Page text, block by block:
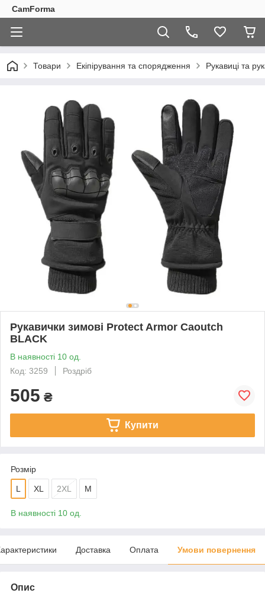
CamForma
Товари Екіпірування та спорядження Рукавиці та
Рукавички зимові Protect Armor Caoutch
BLACK
В наявності 10 од.
Код: 3259
Роздріб
505 ₴
Купити
Розмір
L XL 2XL M
В наявності 10 од.
Доставка Оплата Умови повернення
Опис